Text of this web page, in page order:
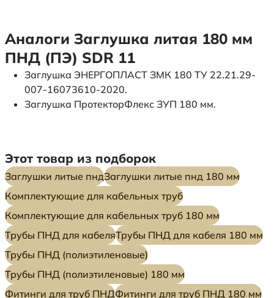
Аналоги Заглушка литая 180 мм
ПНД (ПЭ) SDR 11
Заглушка ЭНЕРГОПЛАСТ ЗМК 180 ТУ 22.21.29-
007-16073610-2020.
Заглушка ПротекторФлекс ЗУП 180 мм.
Этот товар из подборок
Заглушки литые пндЗаглушки литые пнд 180 мм
Комплектующие для кабельных труб
Комплектующие для кабельных труб 180 мм
Трубы ПНД для кабеляТрубы ПНД для кабеля 180 мм
Трубы ПНД (полиэтиленовые)
Трубы ПНД (полиэтиленовые) 180 мм
Фитинги для труб ПНДФитинги для труб ПНД 180 мм